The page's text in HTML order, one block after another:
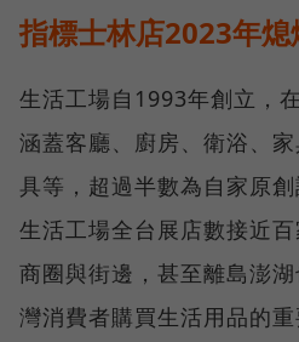
指標士林店2023年
生活工場自1993年創立，
涵蓋客廳、廚房、衛浴、
具等，超過半數為自家原
生活工場全台展店數接近百
商圈與街邊，甚至離島澎
灣消費者購買生活用品的重